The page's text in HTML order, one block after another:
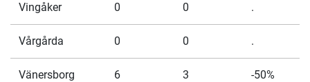
Vingåker 0 0 .
Vårgårda 0 0 .
Vänersborg 6 3 -50%